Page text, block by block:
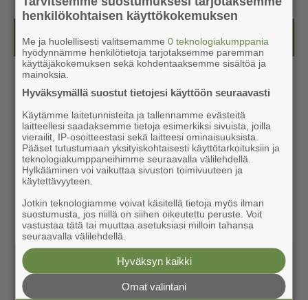
Kesälehti (ilmainen)
henkilökohtaisen käyttökokemuksen
Me ja huolellisesti valitsemamme0 teknologiakumppania
hyödynnämme henkilötietoja tarjotaksemme paremman
käyttäjäkokemuksen sekä kohdentaaksemme sisältöä ja
mainoksia.
Hyväksymällä suostut tietojesi käyttöön seuraavasti
Käytämme laitetunnisteita ja tallennamme evästeitä
laitteellesi saadaksemme tietoja esimerkiksi sivuista, joilla
vierailit, IP-osoitteestasi sekä laitteesi ominaisuuksista.
Pääset tutustumaan yksityiskohtaisesti käyttötarkoituksiin ja
teknologiakumppaneihimme seuraavalla välilehdellä.
Hylkääminen voi vaikuttaa sivuston toimivuuteen ja
käytettävyyteen.
Jotkin teknologiamme voivat käsitellä tietoja myös ilman
suostumusta, jos niillä on siihen oikeutettu peruste. Voit
vastustaa tätä tai muuttaa asetuksiasi milloin tahansa
seuraavalla välilehdellä.
Hyväksyn kaikki
Omat valintani